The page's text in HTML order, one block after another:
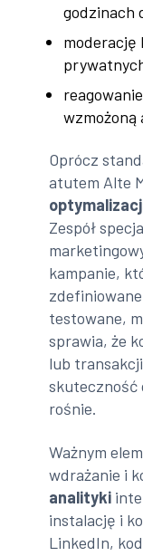
godzinach
moderację
wzmożoną
Oprócz
atutem Alte
Zespół
kampanie,
testowane,
sprawia, że
lub
skuteczność
rośnie.
Ważnym
wdrażanie i
analityki
instalację i
LinkedIn,